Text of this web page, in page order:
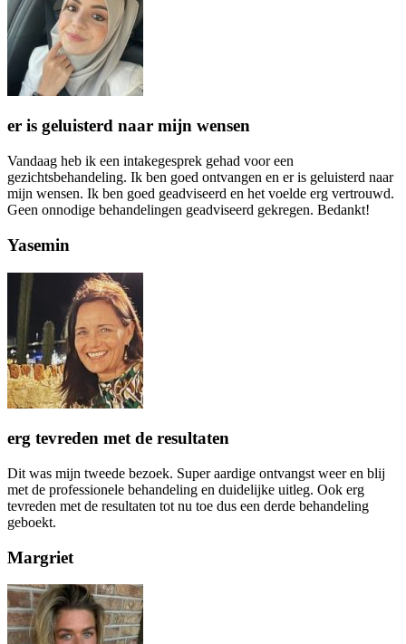
er is geluisterd naar mijn wensen
Vandaag heb ik een intakegesprek gehad voor een
gezichtsbehandeling. Ik ben goed ontvangen en er is geluisterd naar
mijn wensen. Ik ben goed geadviseerd en het voelde erg vertrouwd.
Geen onnodige behandelingen geadviseerd gekregen. Bedankt!
Yasemin
erg tevreden met de resultaten
Dit was mijn tweede bezoek. Super aardige ontvangst weer en blij
met de professionele behandeling en duidelijke uitleg. Ook erg
tevreden met de resultaten tot nu toe dus een derde behandeling
geboekt.
Margriet